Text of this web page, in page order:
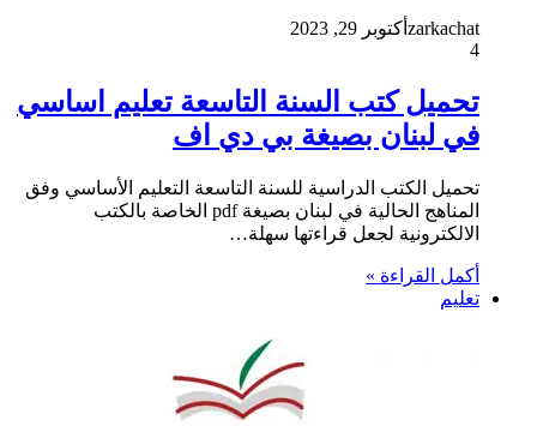
zarkachat أكتوبر 29, 2023
4
تحميل كتب السنة التاسعة تعليم اساسي
في لبنان بصيغة بي دي اف
تحميل الكتب الدراسية للسنة التاسعة التعليم الأساسي وفق
المناهج الحالية في لبنان بصيغة pdf الخاصة بالكتب
الالكترونية لجعل قراءتها سهلة…
أكمل القراءة »
تعليم